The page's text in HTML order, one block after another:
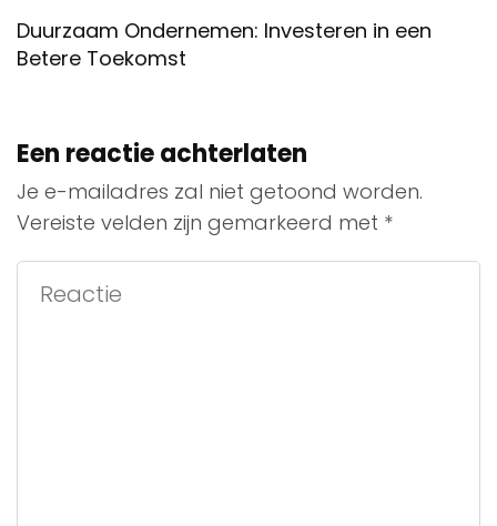
Duurzaam Ondernemen: Investeren in een
Betere Toekomst
Een reactie achterlaten
Je e-mailadres zal niet getoond worden.
Vereiste velden zijn gemarkeerd met *